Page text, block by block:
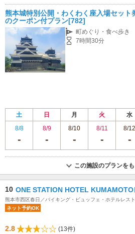
熊本城特別公開・わくわく座入場セット
のクーポン付プラン[782]
町めぐり・食べ歩き
7時間30分
土 日 月 火 水
8/8
8/9 8/10 8/11 8/12
この施設のプランを
10 ONE STATION HOTEL
熊本市西区春日／バイキング・ビュッフェ・ホテルレス
ネット予約OK
2.8
(13件)